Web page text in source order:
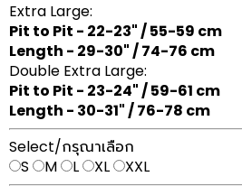
Extra Large:
Pit to Pit - 22-23" / 55-59 cm
Length - 29-30" / 74-76 cm
Double Extra Large:
Pit to Pit - 23-24" / 59-61 cm
Length - 30-31" / 76-78 cm
Select/กรุณาเลือก
S
M L XL
XXL